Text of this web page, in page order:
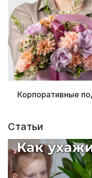
Корпоративные
Статьи